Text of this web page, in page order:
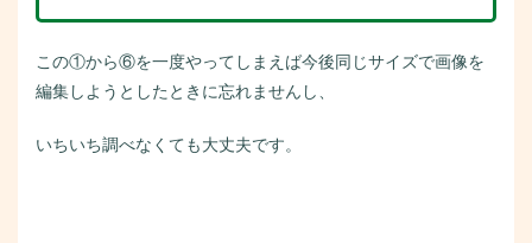
この①から⑥を一度やってしまえば今後同じサイズで画像を
編集しようとしたときに忘れませんし、
いちいち調べなくても大丈夫です。